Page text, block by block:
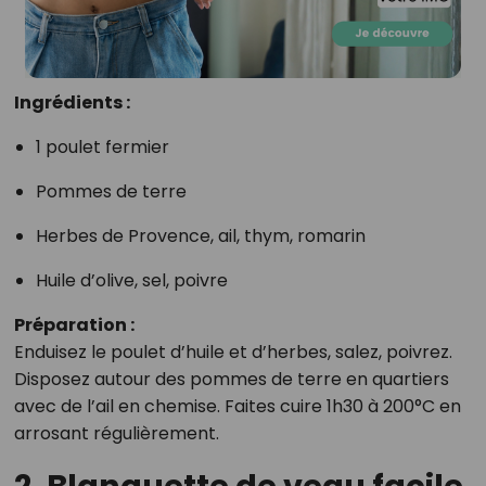
Ingrédients :
1 poulet fermier
Pommes de terre
Herbes de Provence, ail, thym, romarin
Huile d’olive, sel, poivre
Préparation :
Enduisez le poulet d’huile et d’herbes, salez, poivrez.
Disposez autour des pommes de terre en quartiers
avec de l’ail en chemise. Faites cuire 1h30 à 200°C en
arrosant régulièrement.